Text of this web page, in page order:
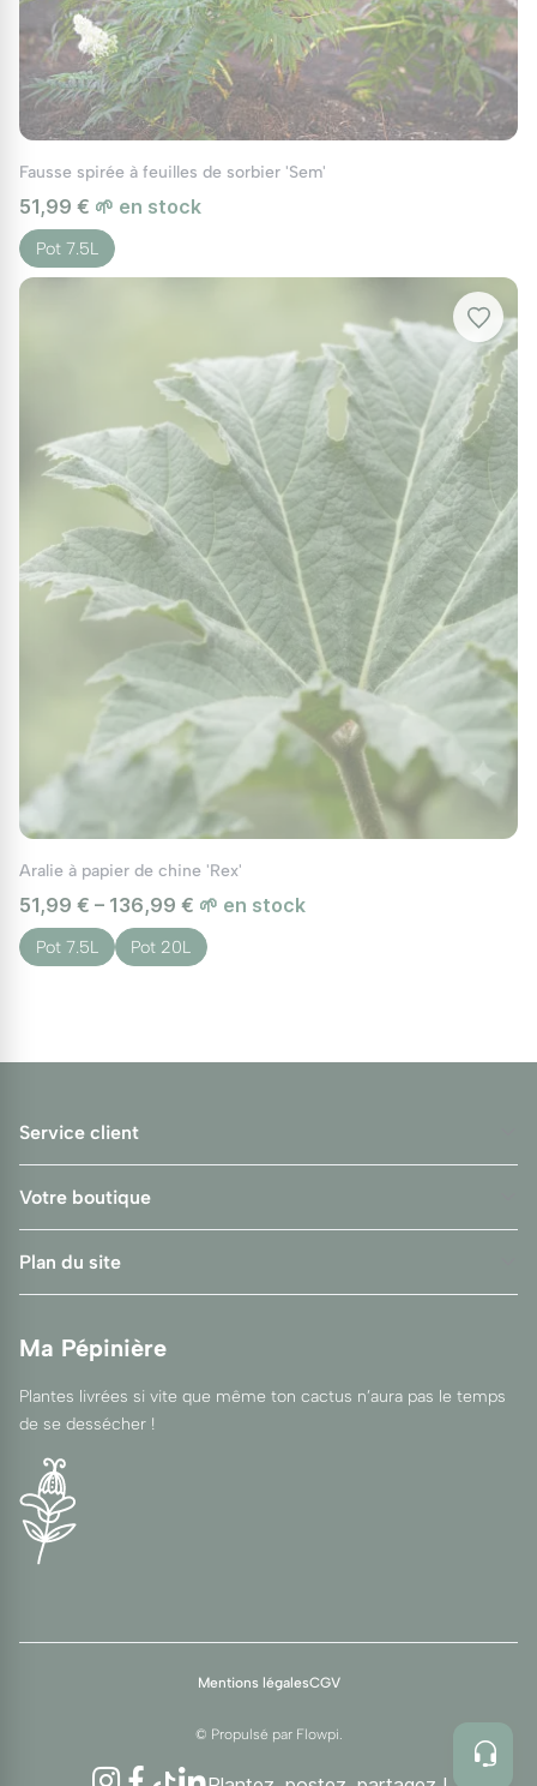
Fausse spirée à feuilles de sorbier 'Sem'
51,99 € 🌱 en stock
Pot 7.5L
Aralie à papier de chine 'Rex'
51,99 € – 136,99 € 🌱 en stock
Pot 7.5L Pot 20L
Service client
Votre boutique
Plan du site
Ma Pépinière
Plantes livrées si vite que même ton cactus n’aura pas le temps
de se dessécher !
Mentions légalesCGV
© Propulsé par Flowpi.
Instagram
Facebook
TikTokLinkedIn